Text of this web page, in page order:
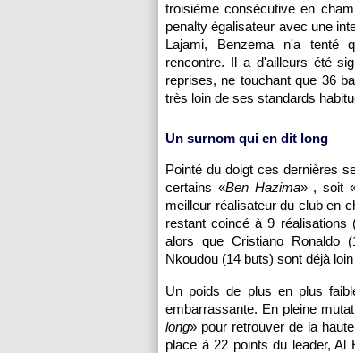
troisième consécutive en
penalty égalisateur avec une
Lajami, Benzema n'a tenté
rencontre. Il a d'ailleurs été
reprises, ne touchant que 36
très loin de ses standards
Un surnom qui en dit long
Pointé du doigt ces dernières
certains «Ben Hazima» , soit
meilleur réalisateur du club en
restant coincé à 9
alors que Cristiano Ronaldo
Nkoudou (14 buts) sont déjà
Un poids de plus en plus
embarrassante. En pleine
long» pour retrouver de la
place à 22 points du leader,